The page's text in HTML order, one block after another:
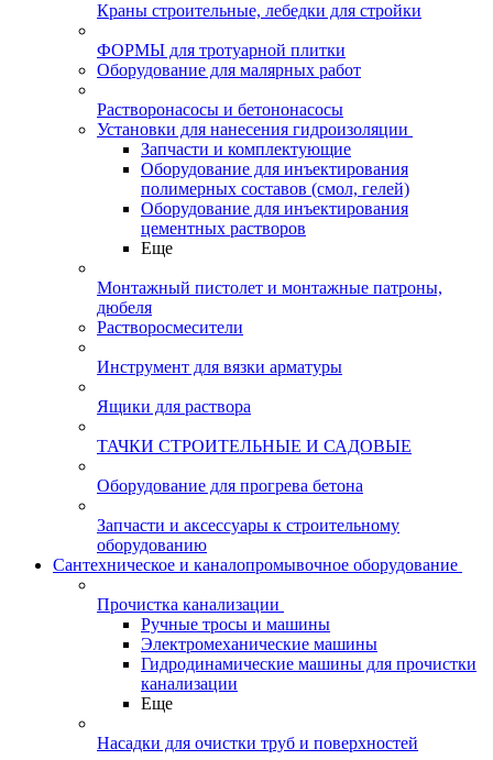
Краны строительные, лебедки для стройки
ФОРМЫ для тротуарной плитки
Оборудование для малярных работ
Растворонасосы и бетононасосы
Установки для нанесения гидроизоляции
Запчасти и комплектующие
Оборудование для инъектирования
полимерных составов (смол, гелей)
Оборудование для инъектирования
цементных растворов
Еще
Монтажный пистолет и монтажные патроны,
дюбеля
Растворосмесители
Инструмент для вязки арматуры
Ящики для раствора
ТАЧКИ СТРОИТЕЛЬНЫЕ И САДОВЫЕ
Оборудование для прогрева бетона
Запчасти и аксессуары к строительному
оборудованию
Сантехническое и каналопромывочное оборудование
Прочистка канализации
Ручные тросы и машины
Электромеханические машины
Гидродинамические машины для прочистки
канализации
Еще
Насадки для очистки труб и поверхностей